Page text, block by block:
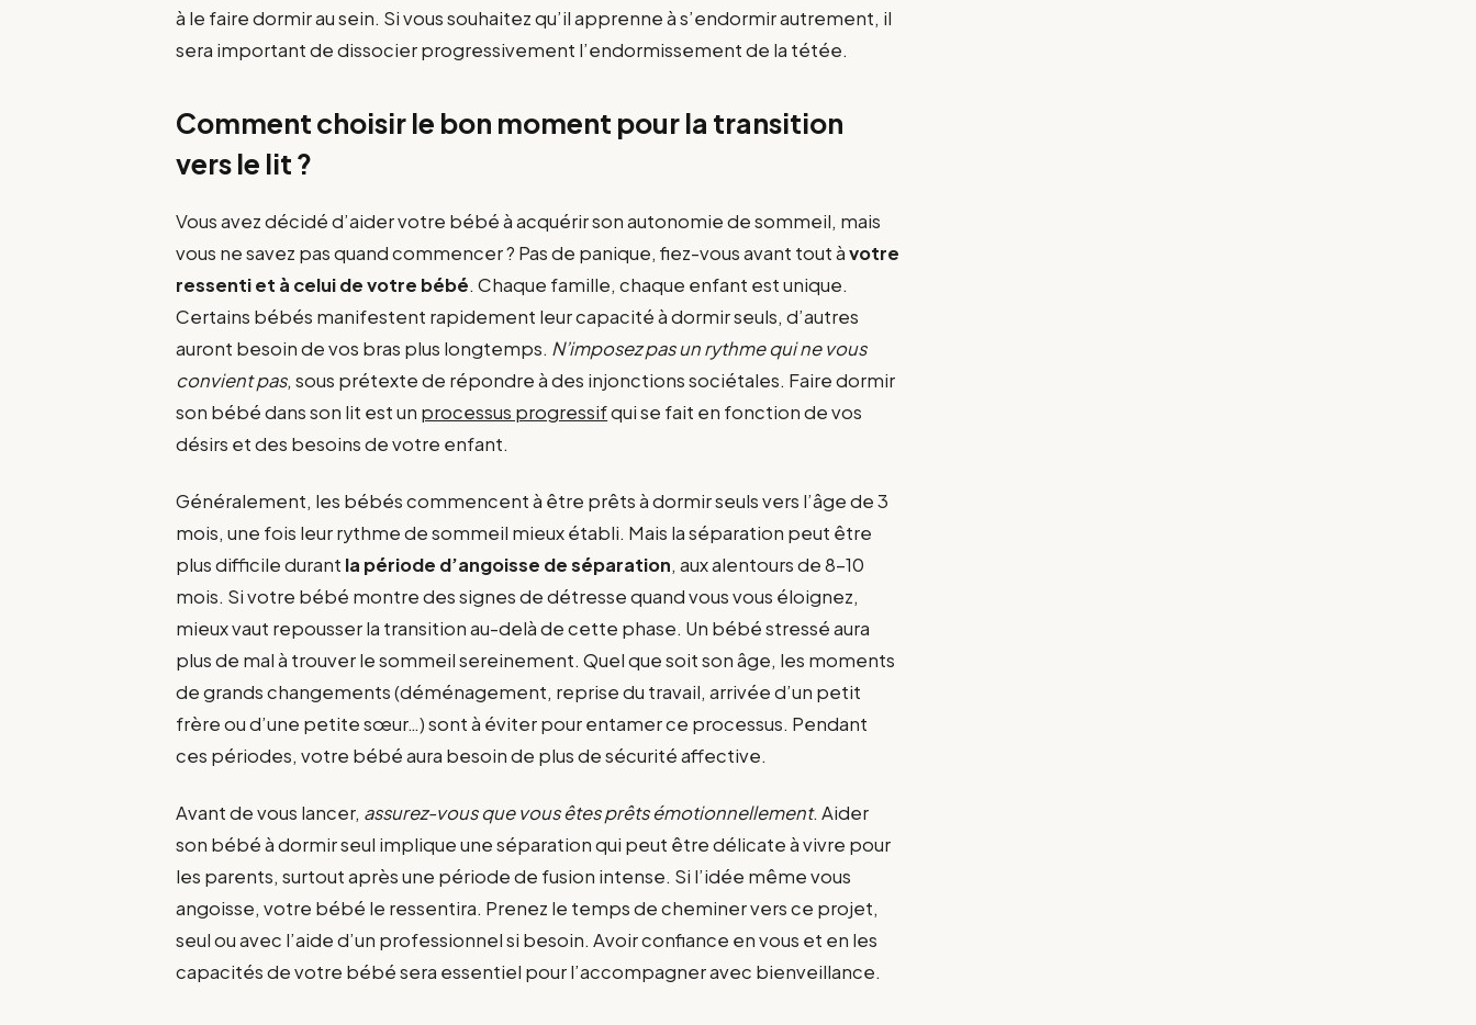
à le faire dormir au sein. Si vous souhaitez qu’il apprenne à s’endormir autrement, il
sera important de dissocier progressivement l’endormissement de la tétée.
Comment choisir le bon moment pour la transition
vers le lit ?
Vous avez décidé d’aider votre bébé à acquérir son autonomie de sommeil, mais
vous ne savez pas quand commencer ? Pas de panique, fiez-vous avant tout àvotre
ressenti et à celui de votre bébé. Chaque famille, chaque enfant est unique.
Certains bébés manifestent rapidement leur capacité à dormir seuls, d’autres
auront besoin de vos bras plus longtemps. N’imposez pas un rythme qui ne vous
convient pas, sous prétexte de répondre à des injonctions sociétales. Faire dormir
son bébé dans son lit est un processus progressifqui se fait en fonction de vos
désirs et des besoins de votre enfant.
Généralement, les bébés commencent à être prêts à dormir seuls vers l’âge de 3
mois, une fois leur rythme de sommeil mieux établi. Mais la séparation peut être
plus difficile durant la période d’angoisse de séparation, aux alentours de 8-10
mois. Si votre bébé montre des signes de détresse quand vous vous éloignez,
mieux vaut repousser la transition au-delà de cette phase. Un bébé stressé aura
plus de mal à trouver le sommeil sereinement. Quel que soit son âge, les moments
de grands changements (déménagement, reprise du travail, arrivée d’un petit
frère ou d’une petite sœur…) sont à éviter pour entamer ce processus. Pendant
ces périodes, votre bébé aura besoin de plus de sécurité affective.
Avant de vous lancer, assurez-vous que vous êtes prêts émotionnellement. Aider
son bébé à dormir seul implique une séparation qui peut être délicate à vivre pour
les parents, surtout après une période de fusion intense. Si l’idée même vous
angoisse, votre bébé le ressentira. Prenez le temps de cheminer vers ce projet,
seul ou avec l’aide d’un professionnel si besoin. Avoir confiance en vous et en les
capacités de votre bébé sera essentiel pour l’accompagner avec bienveillance.